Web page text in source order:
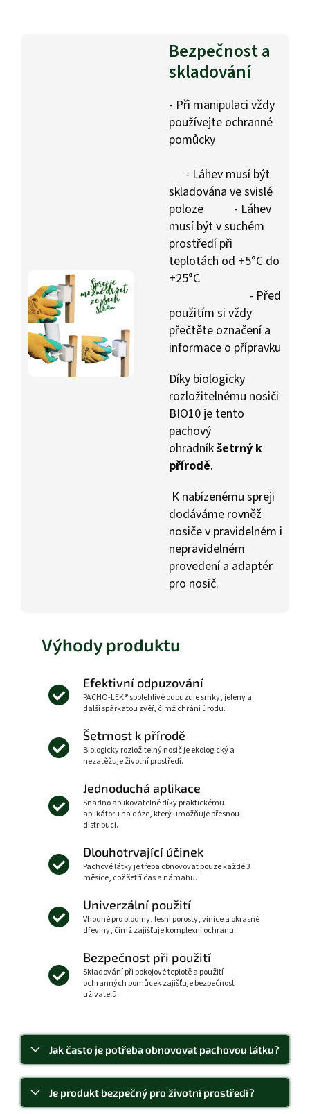
Bezpečnost a
skladování
- Při manipulaci vždy
používejte ochranné
pomůcky
- Láhev musí být
skladována ve svislé
poloze - Láhev
musí být v suchém
prostředí při
teplotách od +5°C do
+25°C
- Před
použitím si vždy
přečtěte označení a
informace o přípravku
Díky biologicky
rozložitelnému nosiči
BIO10 je tento
pachový
ohradníkšetrný k
přírodě.
K nabízenému spreji
dodáváme rovněž
nosiče v pravidelném i
nepravidelném
provedení a adaptér
pro nosič.
Výhody produktu
Efektivní odpuzování
PACHO-LEK® spolehlivě odpuzuje srnky, jeleny a
další spárkatou zvěř, čímž chrání úrodu.
Šetrnost k přírodě
Biologicky rozložitelný nosič je ekologický a
nezatěžuje životní prostředí.
Jednoduchá aplikace
Snadno aplikovatelné díky praktickému
aplikátoru na dóze, který umožňuje přesnou
distribuci.
Dlouhotrvající účinek
Pachové látky je třeba obnovovat pouze každé 3
měsíce, což šetří čas a námahu.
Univerzální použití
Vhodné pro plodiny, lesní porosty, vinice a okrasné
dřeviny, čímž zajišťuje komplexní ochranu.
Bezpečnost při použití
Skladování při pokojové teplotě a použití
ochranných pomůcek zajišťuje bezpečnost
uživatelů.
Jak často je potřeba obnovovat pachovou látku?
Je produkt bezpečný pro životní prostředí?